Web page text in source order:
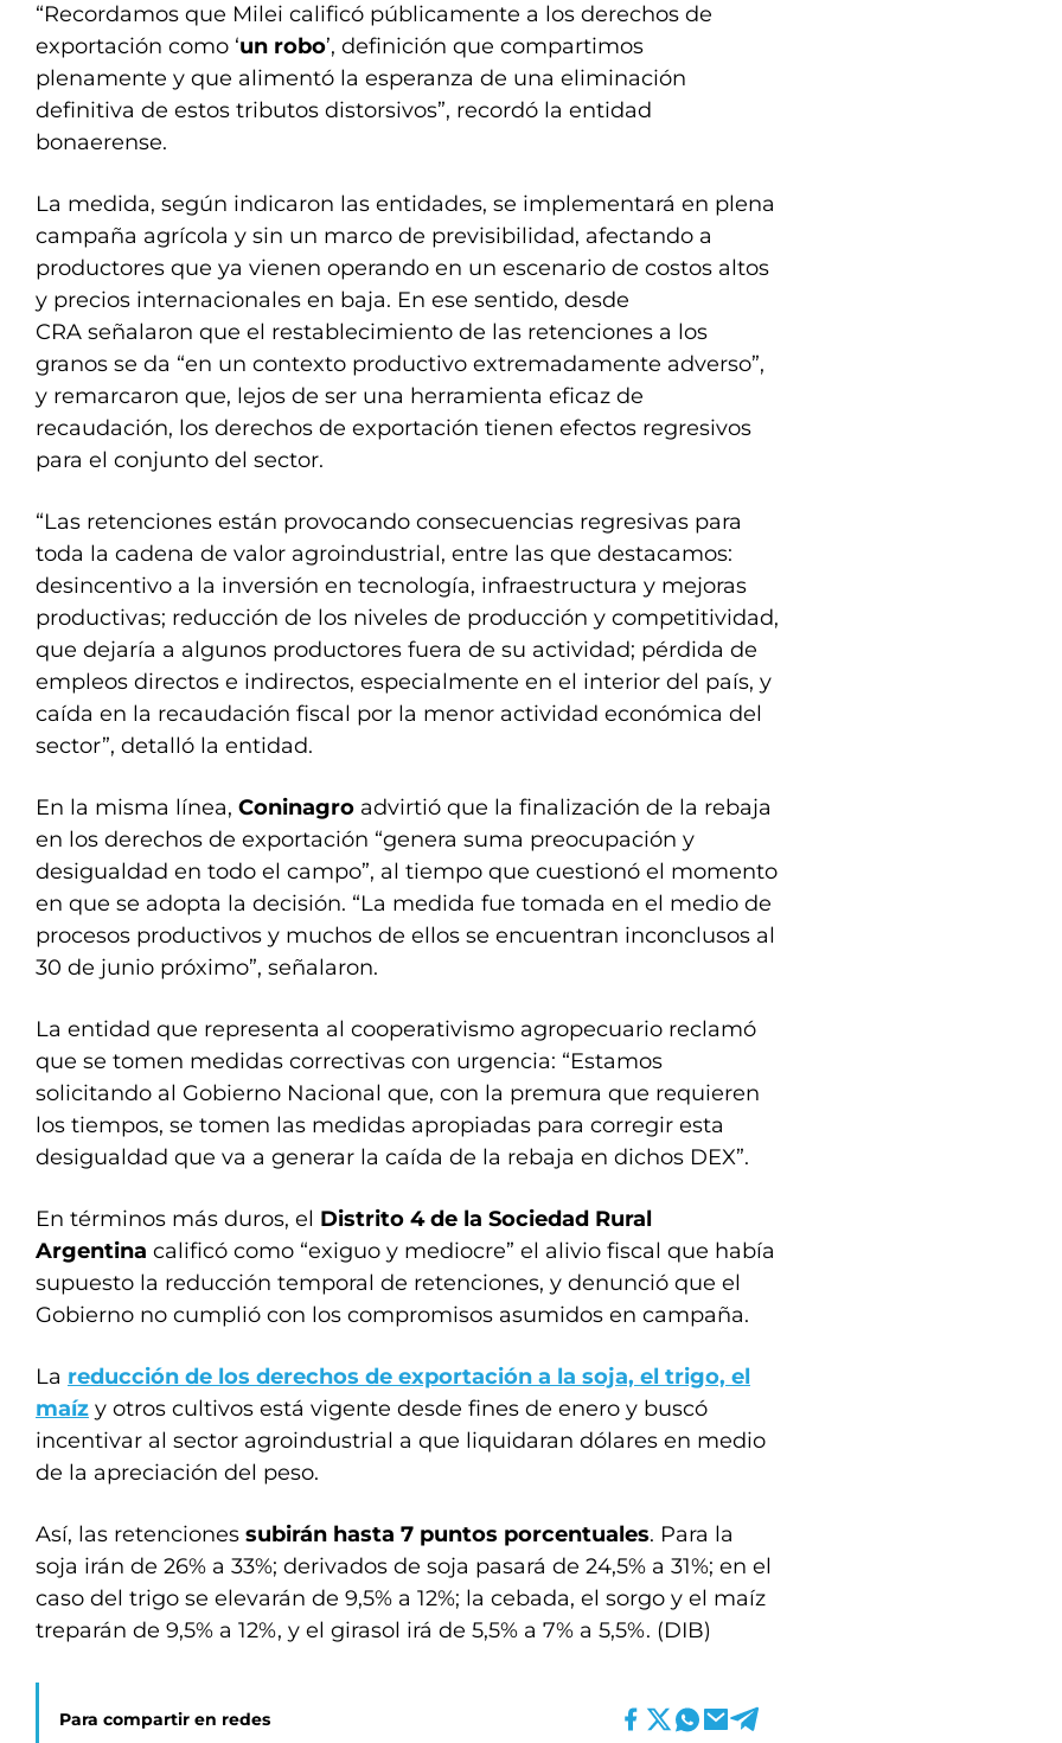
“Recordamos que Milei calificó públicamente a los derechos de
exportación como ‘un robo’, definición que compartimos
plenamente y que alimentó la esperanza de una eliminación
definitiva de estos tributos distorsivos”, recordó la entidad
bonaerense.
La medida, según indicaron las entidades, se implementará en plena
campaña agrícola y sin un marco de previsibilidad, afectando a
productores que ya vienen operando en un escenario de costos altos
y precios internacionales en baja. En ese sentido, desde
CRA señalaron que el restablecimiento de las retenciones a los
granos se da “en un contexto productivo extremadamente adverso”,
y remarcaron que, lejos de ser una herramienta eficaz de
recaudación, los derechos de exportación tienen efectos regresivos
para el conjunto del sector.
“Las retenciones están provocando consecuencias regresivas para
toda la cadena de valor agroindustrial, entre las que destacamos:
desincentivo a la inversión en tecnología, infraestructura y mejoras
productivas; reducción de los niveles de producción y competitividad,
que dejaría a algunos productores fuera de su actividad; pérdida de
empleos directos e indirectos, especialmente en el interior del país, y
caída en la recaudación fiscal por la menor actividad económica del
sector”, detalló la entidad.
En la misma línea, Coninagro advirtió que la finalización de la rebaja
en los derechos de exportación “genera suma preocupación y
desigualdad en todo el campo”, al tiempo que cuestionó el momento
en que se adopta la decisión. “La medida fue tomada en el medio de
procesos productivos y muchos de ellos se encuentran inconclusos al
30 de junio próximo”, señalaron.
La entidad que representa al cooperativismo agropecuario reclamó
que se tomen medidas correctivas con urgencia: “Estamos
solicitando al Gobierno Nacional que, con la premura que requieren
los tiempos, se tomen las medidas apropiadas para corregir esta
desigualdad que va a generar la caída de la rebaja en dichos DEX”.
En términos más duros, el Distrito 4 de la Sociedad Rural
Argentina calificó como “exiguo y mediocre” el alivio fiscal que había
supuesto la reducción temporal de retenciones, y denunció que el
Gobierno no cumplió con los compromisos asumidos en campaña.
La reducción de los derechos de exportación a la soja, el trigo, el
maíz y otros cultivos está vigente desde fines de enero y buscó
incentivar al sector agroindustrial a que liquidaran dólares en medio
de la apreciación del peso.
Así, las retenciones subirán hasta 7 puntos porcentuales. Para la
soja irán de 26% a 33%; derivados de soja pasará de 24,5% a 31%; en el
caso del trigo se elevarán de 9,5% a 12%; la cebada, el sorgo y el maíz
treparán de 9,5% a 12%, y el girasol irá de 5,5% a 7% a 5,5%. (DIB)
Para compartir en redes